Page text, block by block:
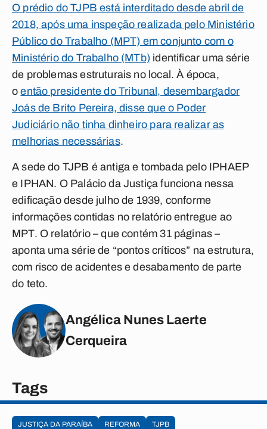
O prédio do TJPB está interditado desde abril de
2018, após uma inspeção realizada pelo Ministério
Público do Trabalho (MPT) em conjunto com o
Ministério do Trabalho (MTb) identificar uma série
de problemas estruturais no local. À época,
oentão presidente do Tribunal, desembargador
Joás de Brito Pereira, disse que o Poder
Judiciário não tinha dinheiro para realizar as
melhorias necessárias.
A sede do TJPB é antiga e tombada pelo IPHAEP
e IPHAN. O Palácio da Justiça funciona nessa
edificação desde julho de 1939, conforme
informações contidas no relatório entregue ao
MPT. O relatório – que contém 31 páginas –
aponta uma série de “pontos críticos” na estrutura,
com risco de acidentes e desabamento de parte
do teto.
Angélica Nunes Laerte
Cerqueira
Tags
JUSTIÇA DA PARAÍBA REFORMA TJPB